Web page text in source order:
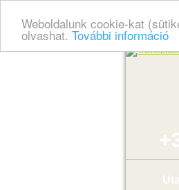
Weboldalunk cookie-kat
olvashat. További információ